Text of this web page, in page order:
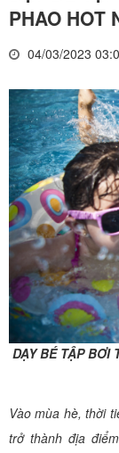
PHAO HOT
04/03/2023
DẠY BÉ TẬP BƠI
Vào mùa hè, thời
trở thành địa